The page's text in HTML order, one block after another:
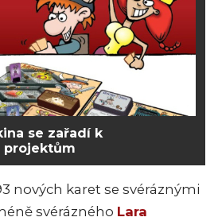
se zařadí k
projektům
nových karet se svéráznými
svérázného Lara